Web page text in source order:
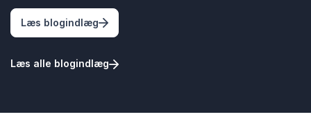
Læs blogindlæg: Kun 21 % af danskerne er engagerede
Læs alle blogindlæg